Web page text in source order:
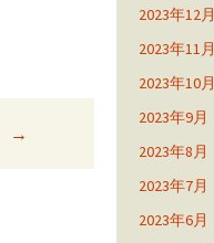
→
2023年12月
2023年11月
2023年10月
2023年9月
2023年8月
2023年7月
2023年6月